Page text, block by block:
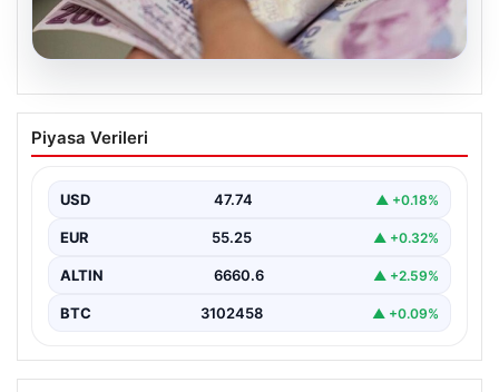
07.08.2026
Bayram ikramiyeleri ne zaman yatacak?
2026 Kurban Bayramı emekli ikramiye
Piyasa Verileri
USD 47.74 ▲ +0.18%
EUR 55.25 ▲ +0.32%
ALTIN 6660.6 ▲ +2.59%
BTC 3102458 ▲ +0.09%